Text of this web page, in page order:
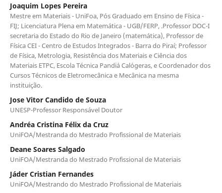
Joaquim Lopes Pereira
Mestre em Materiais - UniFoa, Pós Graduado em Ensino de Física -
FIJ; Licenciatura Plena em Matemática - UGB/FERP, .Professor DOC-I
secretaria do Estado do Rio de Janeiro (matemática), Professor de
Física CEI - Centro de Estudos Integrados - Barra do Piraí; Professor
de Física, Metrologia, Resistência dos Materiais e Ciência dos
Materiais ETPC, Escola Técnica Pandiá Calógeras, e Coordenador dos
Cursos Técnicos de Eletromecânica e Mecânica na mesma
instituição.
Jose Vitor Candido de Souza
UNESP-Professor Responsável Doutor
Andréa Cristina Félix da Cruz
UniFOA/Mestranda do Mestrado Profissional de Materiais
Deane Soares Salgado
UniFOA/Mestranda do Mestrado Profissional de Materiais
Jáder Cristian Fernandes
UniFOA/Mestrando do Mestrado Profissional de Materiais